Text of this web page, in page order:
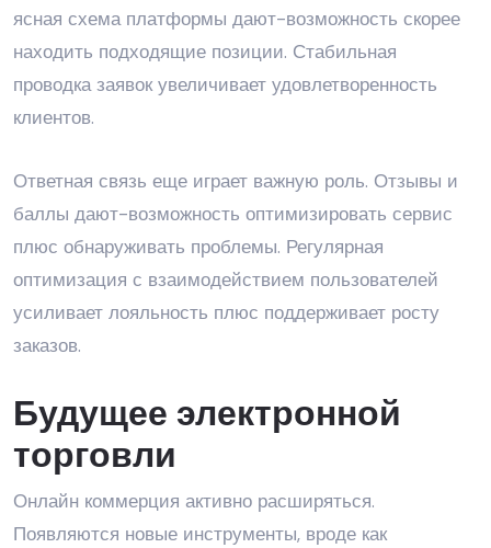
ясная схема платформы дают-возможность скорее
находить подходящие позиции. Стабильная
проводка заявок увеличивает удовлетворенность
клиентов.
Ответная связь еще играет важную роль. Отзывы и
баллы дают-возможность оптимизировать сервис
плюс обнаруживать проблемы. Регулярная
оптимизация с взаимодействием пользователей
усиливает лояльность плюс поддерживает росту
заказов.
Будущее электронной
торговли
Онлайн коммерция активно расширяться.
Появляются новые инструменты, вроде как